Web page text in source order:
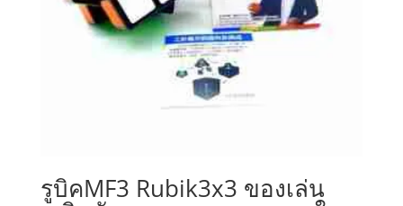
รูบิคMF3 Rubik3x3 ของเล่น